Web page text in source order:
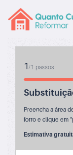
1/1 passos
Preencha a área
forro e clique em
Estimativa